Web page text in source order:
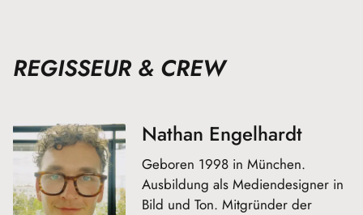
REGISSEUR & CREW
Nathan Engelhardt
Geboren 1998 in München.
Ausbildung als Mediendesigner in
Bild und Ton. Mitgründer der